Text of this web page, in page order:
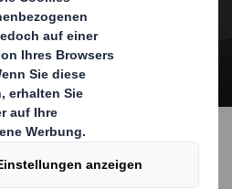
and Innovations Director, präsentiert den
an Versandverpackungen und